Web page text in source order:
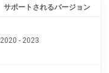
サポートされるバージョン
2020 - 2023